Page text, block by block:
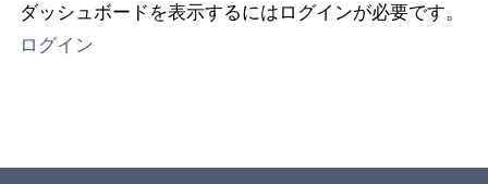
ダッシュボードを表示するにはログインが必要です。
ログイン